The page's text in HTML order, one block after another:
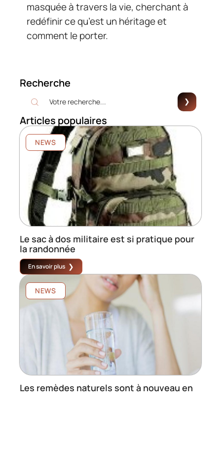
masquée à travers la vie, cherchant à
redéfinir ce qu’est un héritage et
comment le porter.
Recherche
Articles populaires
NEWS
Le sac à dos militaire est si pratique pour
la randonnée
En savoir plus
NEWS
Les remèdes naturels sont à nouveau en